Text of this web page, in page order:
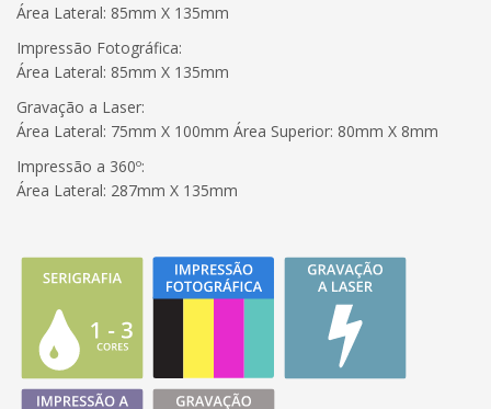
Área Lateral: 85mm X 135mm
Impressão Fotográfica:
Área Lateral: 85mm X 135mm
Gravação a Laser:
Área Lateral: 75mm X 100mm Área Superior: 80mm X 8mm
Impressão a 360º:
Área Lateral: 287mm X 135mm